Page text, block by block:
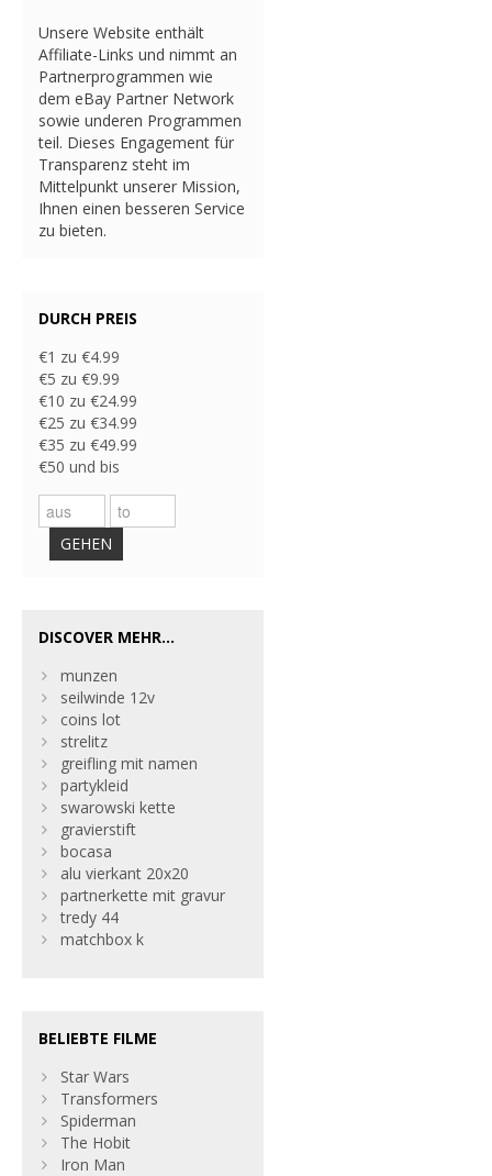
Unsere Website enthält
Affiliate-Links und nimmt an
Partnerprogrammen wie
dem eBay Partner Network
sowie underen Programmen
teil. Dieses Engagement für
Transparenz steht im
Mittelpunkt unserer Mission,
Ihnen einen besseren Service
zu bieten.
DURCH PREIS
€1 zu €4.99
€5 zu €9.99
€10 zu €24.99
€25 zu €34.99
€35 zu €49.99
€50 und bis
GEHEN
DISCOVER MEHR...
munzen
seilwinde 12v
coins lot
strelitz
greifling mit namen
partykleid
swarowski kette
gravierstift
bocasa
alu vierkant 20x20
partnerkette mit gravur
tredy 44
matchbox k
BELIEBTE FILME
Star Wars
Transformers
Spiderman
The Hobit
Iron Man